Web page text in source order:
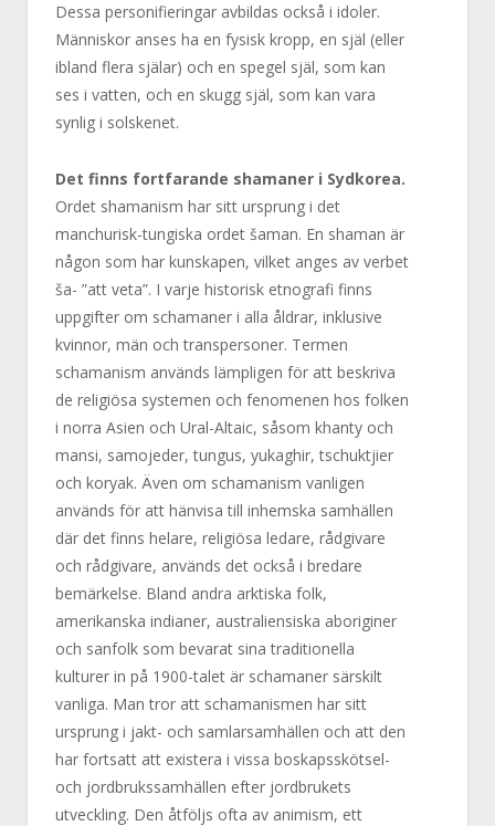
Dessa personifieringar avbildas också i idoler.
Människor anses ha en fysisk kropp, en själ (eller
ibland flera själar) och en spegel själ, som kan
ses i vatten, och en skugg själ, som kan vara
synlig i solskenet.
Det finns fortfarande shamaner i Sydkorea.
Ordet shamanism har sitt ursprung i det
manchurisk-tungiska ordet šaman. En shaman är
någon som har kunskapen, vilket anges av verbet
ša- ”att veta”. I varje historisk etnografi finns
uppgifter om schamaner i alla åldrar, inklusive
kvinnor, män och transpersoner. Termen
schamanism används lämpligen för att beskriva
de religiösa systemen och fenomenen hos folken
i norra Asien och Ural-Altaic, såsom khanty och
mansi, samojeder, tungus, yukaghir, tschuktjier
och koryak. Även om schamanism vanligen
används för att hänvisa till inhemska samhällen
där det finns helare, religiösa ledare, rådgivare
och rådgivare, används det också i bredare
bemärkelse. Bland andra arktiska folk,
amerikanska indianer, australiensiska aboriginer
och sanfolk som bevarat sina traditionella
kulturer in på 1900-talet är schamaner särskilt
vanliga. Man tror att schamanismen har sitt
ursprung i jakt- och samlarsamhällen och att den
har fortsatt att existera i vissa boskapsskötsel-
och jordbrukssamhällen efter jordbrukets
utveckling. Den åtföljs ofta av animism, ett